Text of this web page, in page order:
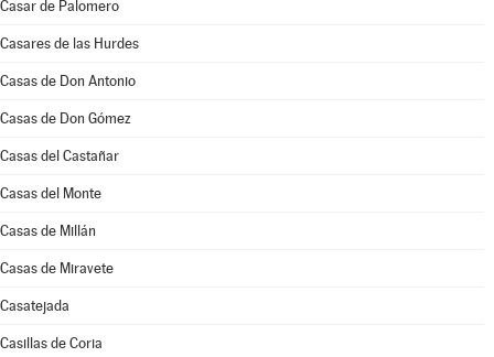
Casar de Palomero
Casares de las Hurdes
Casas de Don Antonio
Casas de Don Gómez
Casas del Castañar
Casas del Monte
Casas de Millán
Casas de Miravete
Casatejada
Casillas de Coria